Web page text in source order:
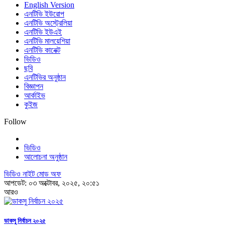
English Version
এনটিভি ইউরোপ
এনটিভি অস্ট্রেলিয়া
এনটিভি ইউএই
এনটিভি মালয়েশিয়া
এনটিভি কানেক্ট
ভিডিও
ছবি
এনটিভির অনুষ্ঠান
বিজ্ঞাপন
আর্কাইভ
কুইজ
Follow
ভিডিও
আলোচনা অনুষ্ঠান
ভিডিও নাইট মোড অফ
আপডেট: ০৩ অক্টোবর, ২০২৫, ২০:৫১
আরও
ডাকসু নির্বাচন ২০২৫